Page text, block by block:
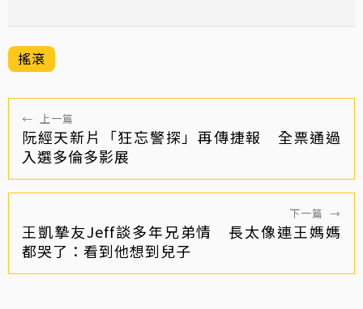
搖滾
← 上一篇
阮經天新片「狂忘警探」再傳捷報 全票通過
入選多倫多影展
下一篇 →
王凱摯友Jeff談多年兄弟情 長太像連王媽媽
都哭了：看到他想到兒子